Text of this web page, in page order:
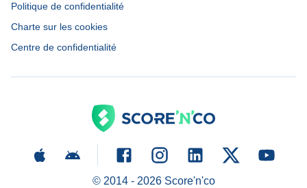
Politique de confidentialité
Charte sur les cookies
Centre de confidentialité
© 2014 - 2026Score'n'co